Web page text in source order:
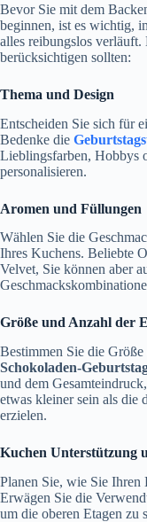
Bevor Sie mit dem
beginnen, ist es wichtig,
alles reibungslos
berücksichtigen sollten:
Thema und Design
Entscheiden Sie sich für
Bedenke die
Lieblingsfarben, Hobbys
personalisieren.
Aromen und Füllungen
Wählen Sie die
Ihres Kuchens. Beliebte
Velvet, Sie können aber
Größe und Anzahl der
Bestimmen Sie die
Schokoladen-
und dem
etwas kleiner sein als die
erzielen.
Kuchen Unterstützung
Planen Sie, wie Sie Ihren
Erwägen Sie die
um die oberen Etagen zu